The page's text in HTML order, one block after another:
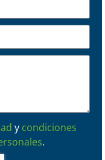
y condiciones
.